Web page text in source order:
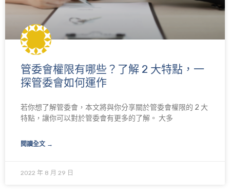
管委會權限有哪些？了解 2 大特點，一
探管委會如何運作
若你想了解管委會，本文將與你分享關於管委會權限的 2 大
特點，讓你可以對於管委會有更多的了解。 大多
閱讀全文 →
2022 年 8 月 29 日